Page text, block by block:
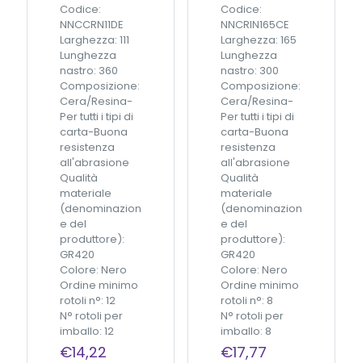
e
b
r
a
q
u
a
n
t
i
t
à
m
(
a
n
i
m
a
c
o
n
2
t
a
c
c
h
e
p
e
r
p
a
r
Codice:
NNCCRN11DE
Larghezza: 111
Lunghezza
nastro: 360
Composizione:
Cera/Resina-
Per tutti i tipi di
carta-Buona
resistenza
all'abrasione
Qualità
materiale
(denominazion
e del
produttore):
GR420
Colore: Nero
Ordine minimo
rotoli n°: 12
N° rotoli per
imballo: 12
€14,22
Codice:
NNCRIN165CE
Larghezza: 165
Lunghezza
nastro: 300
Composizione:
Cera/Resina-
Per tutti i tipi di
carta-Buona
resistenza
all'abrasione
Qualità
materiale
(denominazion
e del
produttore):
GR420
Colore: Nero
Ordine minimo
rotoli n°: 8
N° rotoli per
imballo: 8
€17,77